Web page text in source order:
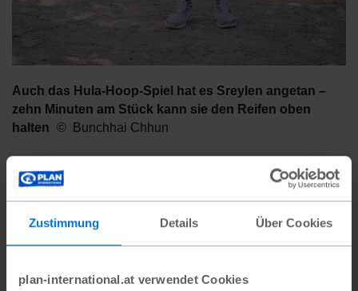
Zustimmung Details Über Cookies
plan-international.at verwendet Cookies
Auch das Hula-Hoop-Spiel hat es Sreylen angetan –
zehn Minuten am Stück kann sie den Reifen oben
halten
Bunchhai Chhun
unserer Schule keine Sportanlagen“, erzählt
und Gummitwist gespielt. Damals wusste ich